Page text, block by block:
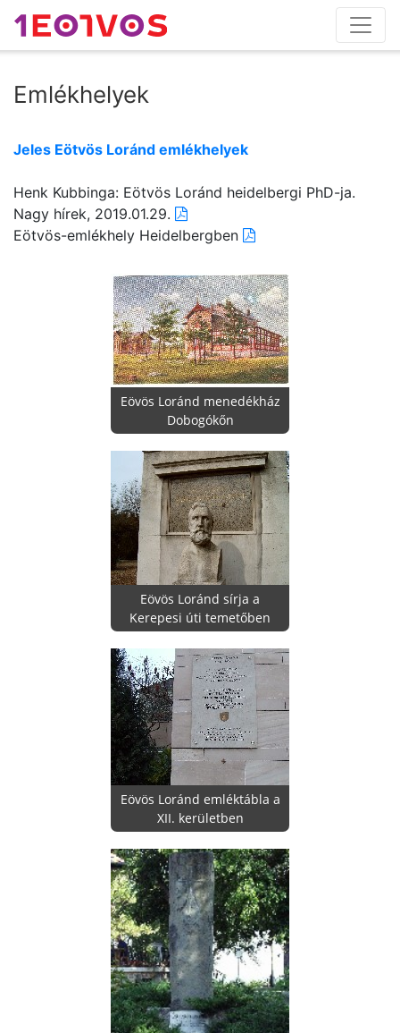
Emlékhelyek
Jeles Eötvös Loránd emlékhelyek
Henk Kubbinga: Eötvös Loránd heidelbergi PhD-ja.
Nagy hírek, 2019.01.29.
Eötvös-emlékhely Heidelbergben
Eövös Loránd menedékház
Dobogókőn
Eövös Loránd sírja a
Kerepesi úti temetőben
Eövös Loránd emléktábla a
XII. kerületben